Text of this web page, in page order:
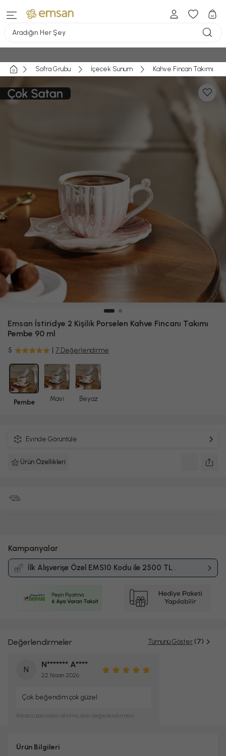
Aradığın Her Şey
Sofra Grubu İçecek Sunum Kahve Fincan Takımı
Emsan İstiridye 2 Kişilik Porselen Kahve Fincanı Takımı
Pembe 90 ml
5 7 Değerlendirme
Pembe Mavi Beyaz
Evinde Görüntüle
Ürün Özellikleri
Kampanyalar
İlk Alışverişe Özel EMS10 Kodu ile 2500 TL
ve Üzerine %10 İndirimKampanyası
Değerlendirmeler Tümünü Göster (7)
N
N******* A****
22 Nisan 2026
Çok beğendim çok güzel
Karaca üzerinden alınmış ürün değerlendirmesi.
Ürün Bilgileri